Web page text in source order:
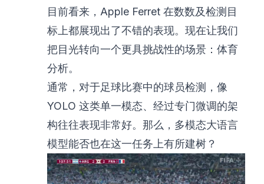
目前看来，Apple Ferret 在数数及检测目
标上都展现出了不错的表现。现在让我们
把目光转向一个更具挑战性的场景：体育
分析。
通常，对于足球比赛中的球员检测，像
YOLO 这类单一模态、经过专门微调的架
构往往表现非常好。那么，多模态大语言
模型能否也在这一任务上有所建树？